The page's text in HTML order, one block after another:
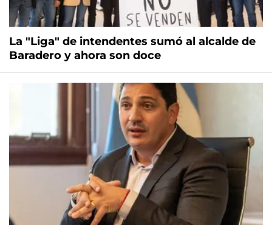
La "Liga" de intendentes sumó al alcalde de
Baradero y ahora son doce